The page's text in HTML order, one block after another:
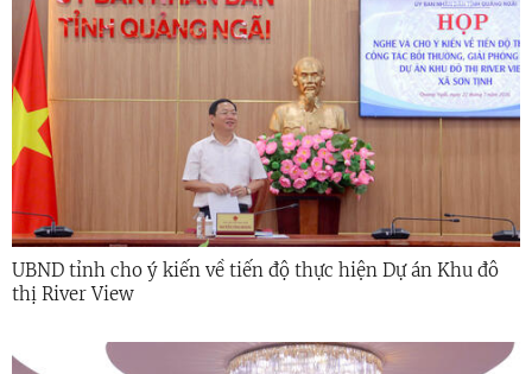
UBND tỉnh cho ý kiến về tiến độ thực hiện Dự án Khu đô
thị River View